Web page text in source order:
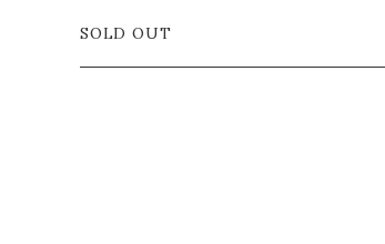
ラグ
SOLD OUT